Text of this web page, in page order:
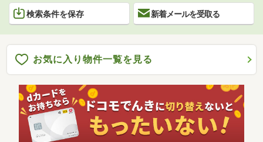
検索条件を保存 新着メールを受取る
お気に入り物件一覧を見る